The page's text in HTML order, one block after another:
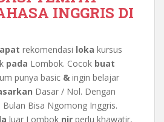
INGGRIS DI
rekomendasi loka kursus
pada Lombok. Cocok buat
punya basic & ingin belajar
Dasar / Nol. Dengan
Bulan Bisa Ngomong Inggris.
luar Lombok nir perlu khawatir,